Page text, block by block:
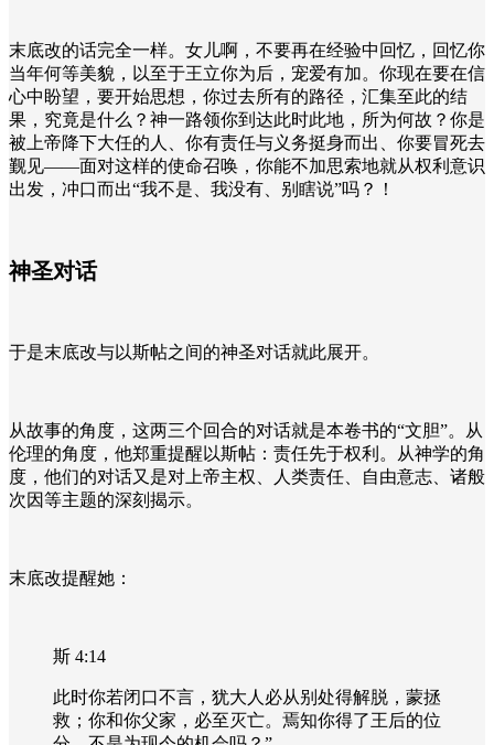
末底改的话完全一样。女儿啊，不要再在经验中回忆，回忆你
当年何等美貌，以至于王立你为后，宠爱有加。你现在要在信
心中盼望，要开始思想，你过去所有的路径，汇集至此的结
果，究竟是什么？神一路领你到达此时此地，所为何故？你是
被上帝降下大任的人、你有责任与义务挺身而出、你要冒死去
觐见——面对这样的使命召唤，你能不加思索地就从权利意识
出发，冲口而出“我不是、我没有、别瞎说”吗？！
神圣对话
于是末底改与以斯帖之间的神圣对话就此展开。
从故事的角度，这两三个回合的对话就是本卷书的“文胆”。从
伦理的角度，他郑重提醒以斯帖：责任先于权利。从神学的角
度，他们的对话又是对上帝主权、人类责任、自由意志、诸般
次因等主题的深刻揭示。
末底改提醒她：
斯 4:14
此时你若闭口不言，犹大人必从别处得解脱，蒙拯
救；你和你父家，必至灭亡。焉知你得了王后的位